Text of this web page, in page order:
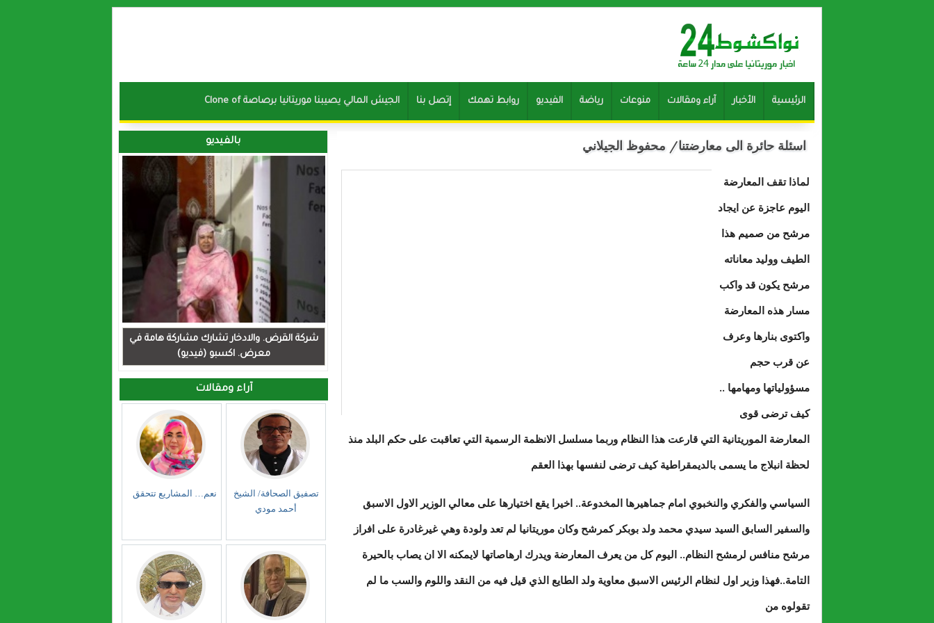
الرئيسية الأخبار آراء ومقالات منوعات رياضة الفيديو روابط تهمك إتصل بنا Clone of الجيش المالي يصيبنا موريتانيا برصاصة
اسئلة حائرة الى معارضتنا/ محفوظ الجيلاني
لماذا تقف المعارضة
اليوم عاجزة عن ايجاد
مرشح من صميم هذا
الطيف ووليد معاناته
مرشح يكون قد واكب
مسار هذه المعارضة
واكتوى بنارها وعرف
عن قرب حجم
مسؤولياتها ومهامها ..
كيف ترضى قوى
المعارضة الموريتانية التي قارعت هذا النظام وربما مسلسل الانظمة الرسمية التي تعاقبت على حكم البلد منذ
لحظة انبلاج ما يسمى بالديمقراطية كيف ترضى لنفسها بهذا العقم
السياسي والفكري والنخبوي امام جماهيرها المخدوعة.. اخيرا يقع اختيارها على معالي الوزير الاول الاسبق
والسفير السابق السيد سيدي محمد ولد بوبكر كمرشح وكان موريتانيا لم تعد ولودة وهي غيرغادرة على افراز
مرشح منافس لرمشح النظام.. اليوم كل من يعرف المعارضة ويدرك ارهاصاتها لايمكنه الا ان يصاب بالحيرة
التامة..فهذا وزير اول لنظام الرئيس الاسبق معاوية ولد الطايع الذي قيل فيه من النقد واللوم والسب ما لم
تقولوه من
بالفيديو
شركة القرض. والادخار تشارك مشاركة هامة في
معرض. اكسبو (فيديو)
آراء ومقالات
تصفيق الصحافة/ الشيخ
أحمد مودي
نعم… المشاريع تتحقق